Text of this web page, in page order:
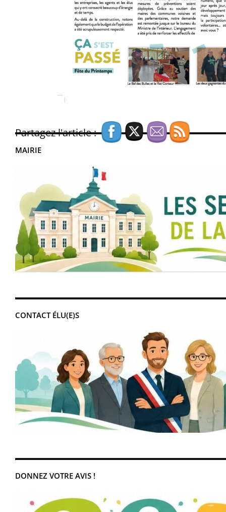
MAIRIE
CONTACT ÉLU(E)S
DONNEZ VOTRE AVIS !
Partagez l'article :